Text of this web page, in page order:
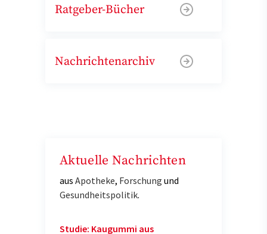
Ratgeber-Bücher
Nachrichtenarchiv
Aktuelle Nachrichten
aus Apotheke, Forschung und
Gesundheitspolitik.
Studie: Kaugummi aus